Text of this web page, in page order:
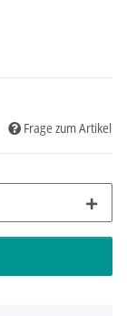
Frage zum Artikel